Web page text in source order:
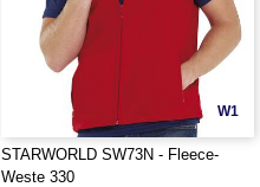
W1
STARWORLD SW73N - Fleece-
Weste 330